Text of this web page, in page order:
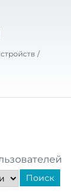
Поиск